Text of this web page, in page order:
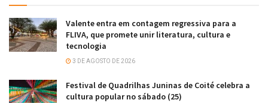
Valente entra em contagem regressiva para a
FLIVA, que promete unir literatura, cultura e
tecnologia
3 DE AGOSTO DE 2026
Festival de Quadrilhas Juninas de Coité celebra a
cultura popular no sábado (25)